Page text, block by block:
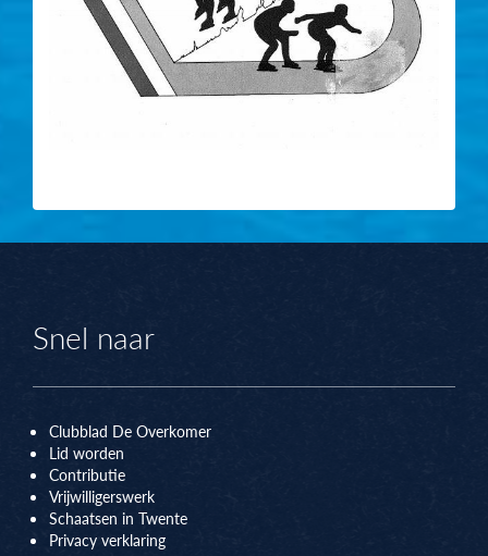
Snel naar
Clubblad De Overkomer
Lid worden
Contributie
Vrijwilligerswerk
Schaatsen in Twente
Privacy verklaring